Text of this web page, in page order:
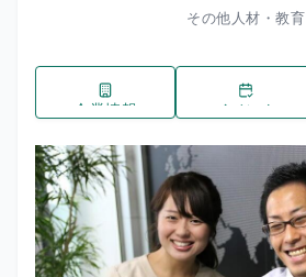
その他人材・教育
企業情報 イベント